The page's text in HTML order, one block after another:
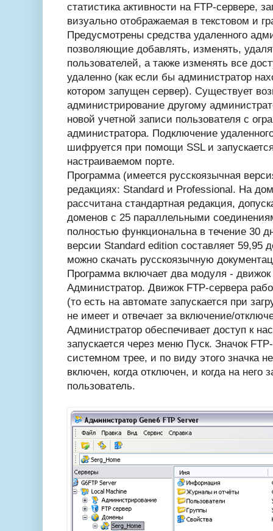
статистика активности на FTP-сервере,
визуально отображаемая в текстовом и
Предусмотрены средства удаленного
позволяющие добавлять, изменять,
пользователей, а также изменять все
удаленно (как если бы администратор
котором запущен сервер). Существует
администрирование другому
новой учетной записи пользователя с
администратора. Подключение
шифруется при помощи SSL и
настраиваемом порте.
Программа (имеется русскоязычная
редакциях: Standard и Professional. На
рассчитана стандартная редакция,
доменов с 25 параллельными
полностью функциональна в течение 30
версии Standard edition составляет 59,95
можно скачать русскоязычную
Программа включает два модуля -
Администратор. Движок FTP-сервера
(то есть на автомате запускается при
не имеет и отвечает за включение/
Администратор обеспечивает доступ к
запускается через меню Пуск. Значок
системном трее, и по виду этого значка
включен, когда отключен, и когда на него
пользователь.